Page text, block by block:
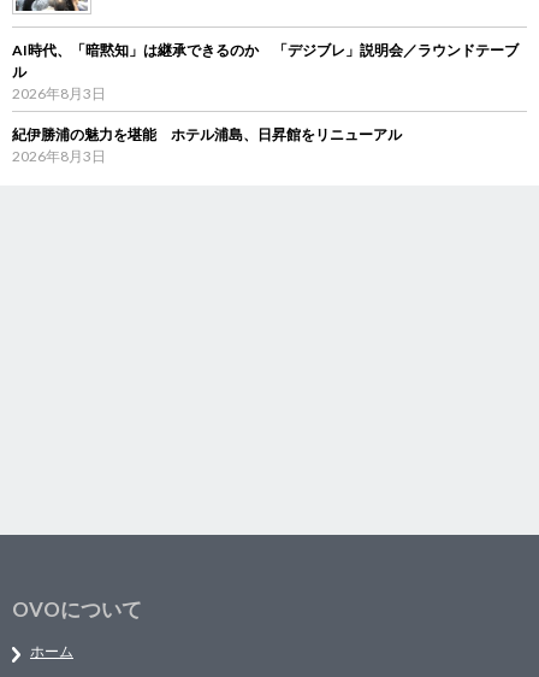
AI時代、「暗黙知」は継承できるのか 「デジブレ」説明会／ラウンドテーブ
ル
2026年8月3日
紀伊勝浦の魅力を堪能 ホテル浦島、日昇館をリニューアル
2026年8月3日
OVOについて
ホーム